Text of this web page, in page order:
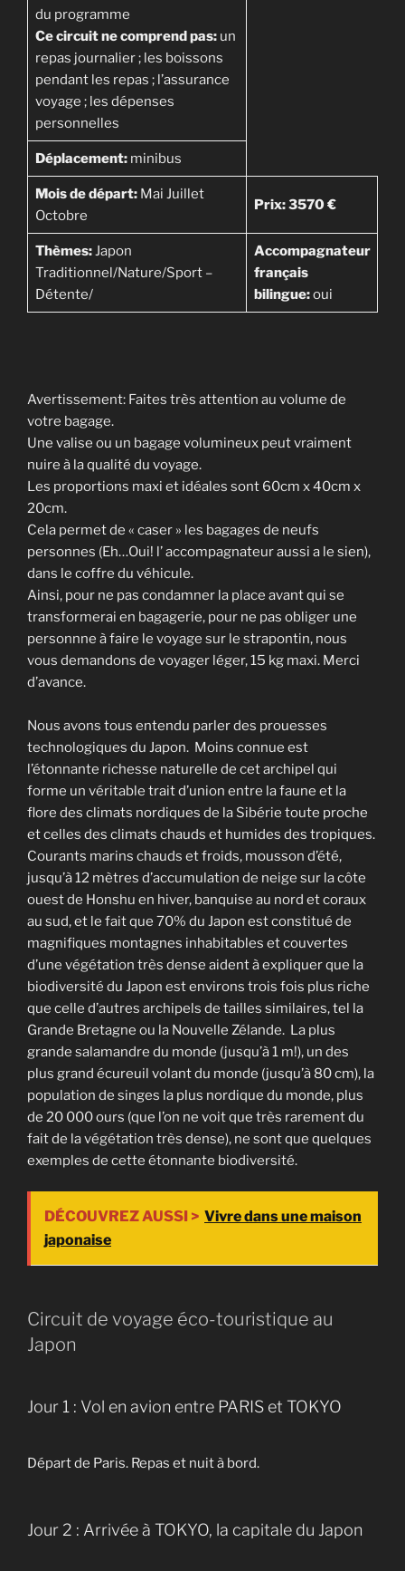
du programme
Ce circuit ne comprend pas:un
repas journalier ; les boissons
pendant les repas ; l’assurance
voyage ; les dépenses
personnelles
Déplacement:minibus
Mois de départ:Mai Juillet
Octobre
Prix:3570 €
Thèmes:Japon
Traditionnel/Nature/Sport –
Détente/
Accompagnateur
français
bilingue:oui
Avertissement: Faites très attention au volume de
votre bagage.
Une valise ou un bagage volumineux peut vraiment
nuire à la qualité du voyage.
Les proportions maxi et idéales sont 60cm x 40cm x
20cm.
Cela permet de « caser » les bagages de neufs
personnes (Eh…Oui! l’ accompagnateur aussi a le sien),
dans le coffre du véhicule.
Ainsi, pour ne pas condamner la place avant qui se
transformerai en bagagerie, pour ne pas obliger une
personnne à faire le voyage sur le strapontin, nous
vous demandons de voyager léger, 15 kg maxi. Merci
d’avance.
Nous avons tous entendu parler des prouesses
technologiques du Japon. Moins connue est
l’étonnante richesse naturelle de cet archipel qui
forme un véritable trait d’union entre la faune et la
flore des climats nordiques de la Sibérie toute proche
et celles des climats chauds et humides des tropiques.
Courants marins chauds et froids, mousson d’été,
jusqu’à 12 mètres d’accumulation de neige sur la côte
ouest de Honshu en hiver, banquise au nord et coraux
au sud, et le fait que 70% du Japon est constitué de
magnifiques montagnes inhabitables et couvertes
d’une végétation très dense aident à expliquer que la
biodiversité du Japon est environs trois fois plus riche
que celle d’autres archipels de tailles similaires, tel la
Grande Bretagne ou la Nouvelle Zélande. La plus
grande salamandre du monde (jusqu’à 1 m!), un des
plus grand écureuil volant du monde (jusqu’à 80 cm), la
population de singes la plus nordique du monde, plus
de 20 000 ours (que l’on ne voit que très rarement du
fait de la végétation très dense), ne sont que quelques
exemples de cette étonnante biodiversité.
DÉCOUVREZ AUSSI > Vivre dans une maison
japonaise
Circuit de voyage éco-touristique au
Japon
Jour 1 : Vol en avion entre PARIS et TOKYO
Départ de Paris. Repas et nuit à bord.
Jour 2 : Arrivée à TOKYO, la capitale du Japon